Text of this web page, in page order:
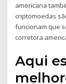
americana
criptomoedas
funcionam que
corretora
Aqui